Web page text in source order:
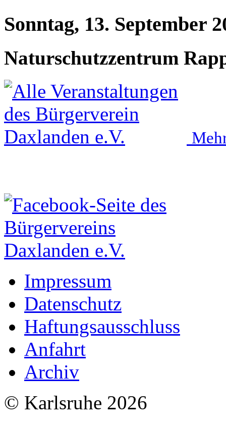
Sonntag, 13. September
Naturschutzzentrum
Impressum
Datenschutz
Haftungsausschluss
Anfahrt
Archiv
© Karlsruhe 2026